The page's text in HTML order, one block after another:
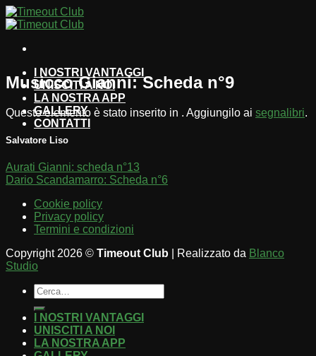
Salta
ai
I NOSTRI VANTAGGI
UNISCITI A NOI
LA NOSTRA APP
GALLERY
CONTATTI
Musicco Gianni: Scheda n°9
Questo elemento è stato inserito in . Aggiungilo ai segnalibri.
Salvatore Liso
Aurati Gianni: scheda n°13
Dario Scandamarro: Scheda n°6
Cookie policy
Privacy policy
Termini e condizioni
Copyright 2026 © Timeout Club | Realizzato da Blanco
Studio
I NOSTRI VANTAGGI
UNISCITI A NOI
LA NOSTRA APP